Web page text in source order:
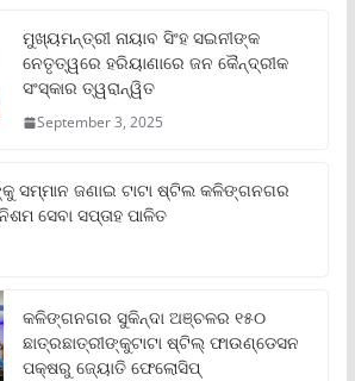
ମୁଖ୍ୟମନ୍ତ୍ରୀ ନାୟାବ ସିଂହ ସଇନୀଙ୍କ
ନେତୃତ୍ୱରେ ହରିୟାଣାରେ ଜନ କୈନ୍ଦ୍ରୀକ
ସଂସ୍କାର ତ୍ୱରାନ୍ୱିତ
September 3, 2025
ସମ୍ମାନ ଜଣାଇ ଟାଟା ଷ୍ଟିଲ କଳିଙ୍ଗନଗର
ସେବା ସପ୍ତାହ ପାଳିତ
କଳିଙ୍ଗନଗର ସୁକିନ୍ଦା ଅଞ୍ଚଳର ୧୫୦
ଛାତ୍ରଛାତ୍ରୀଙ୍କୁଟାଟା ଷ୍ଟିଲ୍ ଫାଉଣ୍ଡେସନ
ପକ୍ଷରୁ ଜ୍ୟୋତି ଫେଲୋସିପ୍‌